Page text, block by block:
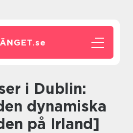
se
dynamiska
på Irland]